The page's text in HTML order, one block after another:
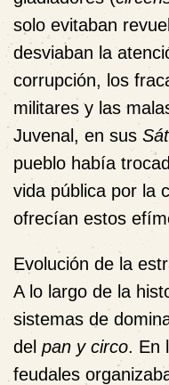
solo evitaban
desviaban la
corrupción, los
militares y las
Juvenal, en sus
pueblo había
vida pública por la
ofrecían estos
Evolución de la
A lo largo de la
sistemas de
del pan y circo. En
feudales